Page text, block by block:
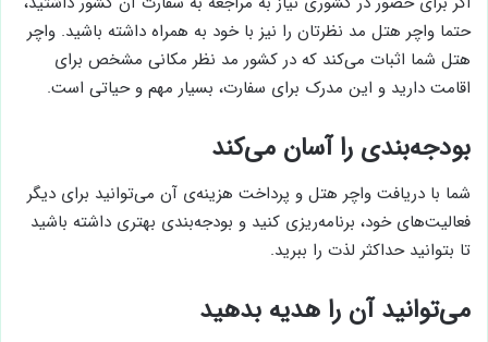
اگر برای حضور در کشوری نیاز به مراجعه به سفارت آن کشور داشتید،
حتما واچر هتل مد نظرتان را نیز با خود به همراه داشته باشید. واچر
هتل شما اثبات می‌کند که در کشور مد نظر مکانی مشخص برای
اقامت دارید و این مدرک برای سفارت، بسیار مهم و حیاتی‌ است.
بودجه‌بندی را آسان می‌کند
شما با دریافت واچر هتل و پرداخت هزینه‌ی آن می‌توانید برای دیگر
فعالیت‌های خود، برنامه‌ریزی کنید و بودجه‌بندی بهتری داشته باشید
تا بتوانید حداکثر لذت را ببرید.
می‌توانید آن را هدیه بدهید